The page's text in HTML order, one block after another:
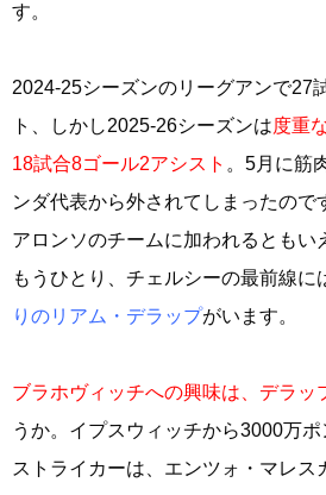
す。
2024-25シーズンのリーグアンで27
ト、しかし2025-26シーズンは度重
18試合8ゴール2アシスト 。5月に筋
ンダ代表から外されてしまったので
アロンソのチームに加われるともい
もうひとり、チェルシーの最前線に
りのリアム・デラップがいます。
ブラホヴィッチへの興味は、デラッ
うか。イプスウィッチから3000万
ストライカーは、エンツォ・マレス